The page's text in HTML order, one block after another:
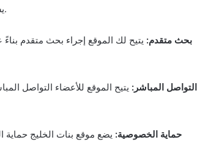
يساعد الأشخاص الآخرين على معرفة المزيد عنك واتخاذ قرار بالتواصل معك.
• بحث متقدم: يتيح لك الموقع إجراء بحث متقدم
• التواصل المباشر: يتيح الموقع للأعضاء التواصل
• حماية الخصوصية: يضع موقع بنات الخليج